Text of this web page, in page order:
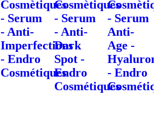
Cosmètiques
- Serum
- Anti-
Imperfections
- Endro
Cosmétiques
Cosmètiques
- Serum
- Anti-
Dark
Spot -
Endro
Cosmétiques
- Serum
Anti-
Age -
- Endro